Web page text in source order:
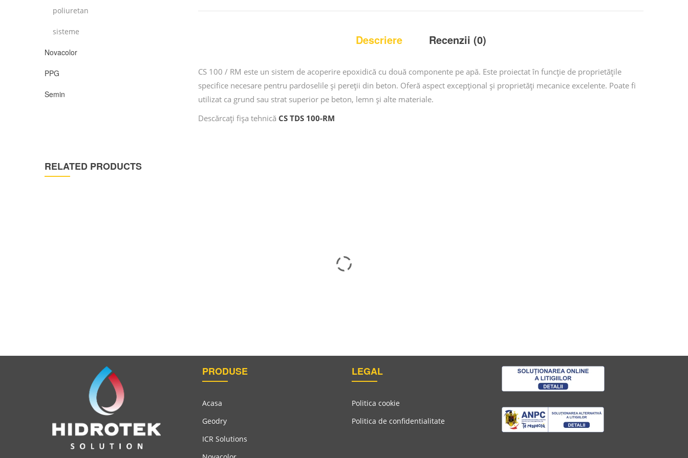
Descriere Recenzii (0)
CS 100 / RM este un sistem de acoperire epoxidică cu două componente pe apă. Este proiectat în funcție de proprietățile
specifice necesare pentru pardoselile și pereții din beton. Oferă aspect excepțional și proprietăți mecanice excelente. Poate fi
utilizat ca grund sau strat superior pe beton, lemn și alte materiale.
Descărcați fișa tehnică CS TDS 100-RM
poliuretan
sisteme
Novacolor
PPG
Semin
RELATED PRODUCTS
Umplutură Pentru Fisuri Cu Componente Epoxidice 2 – Cure Rapidă Rapidă
PRODUSE
Acasa
Geodry
ICR Solutions
LEGAL
Politica cookie
Politica de confidentialitate